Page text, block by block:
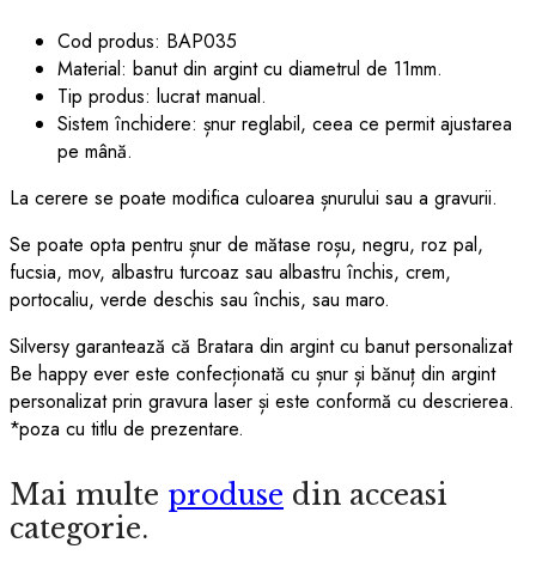
Cod produs: BAP035
Material: banut din argint cu diametrul de 11mm.
Tip produs: lucrat manual.
Sistem închidere: șnur reglabil, ceea ce permit ajustarea
pe mână.
La cerere se poate modifica culoarea șnurului sau a gravurii.
Se poate opta pentru șnur de mătase roșu, negru, roz pal,
fucsia, mov, albastru turcoaz sau albastru închis, crem,
portocaliu, verde deschis sau închis, sau maro.
Silversy garantează că Bratara din argint cu banut personalizat
Be happy ever este confecționată cu șnur și bănuț din argint
personalizat prin gravura laser și este conformă cu descrierea.
*poza cu titlu de prezentare.
Mai multe produse din acceasi
categorie.